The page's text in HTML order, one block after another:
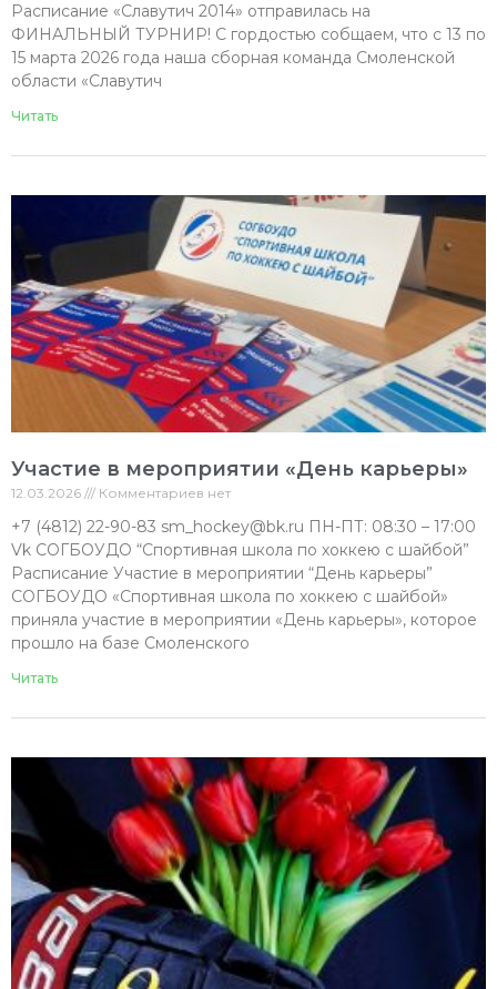
Расписание «Славутич 2014» отправилась на
ФИНАЛЬНЫЙ ТУРНИР! С гордостью собщаем, что с 13 по
15 марта 2026 года наша сборная команда Смоленской
области «Славутич
Читать
Участие в мероприятии «День карьеры»
12.03.2026 Комментариев нет
+7 (4812) 22-90-83 sm_hockey@bk.ru ПН-ПТ: 08:30 – 17:00
Vk СОГБОУДО “Спортивная школа по хоккею с шайбой”
Расписание Участие в мероприятии “День карьеры”
СОГБОУДО «Спортивная школа по хоккею с шайбой»
приняла участие в мероприятии «День карьеры», которое
прошло на базе Смоленского
Читать